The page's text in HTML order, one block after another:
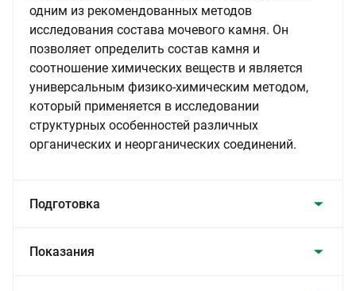
одним из рекомендованных методов
исследования состава мочевого камня. Он
позволяет определить состав камня и
соотношение химических веществ и является
универсальным физико-химическим методом,
который применяется в исследовании
структурных особенностей различных
органических и неорганических соединений.
Подготовка
Показания